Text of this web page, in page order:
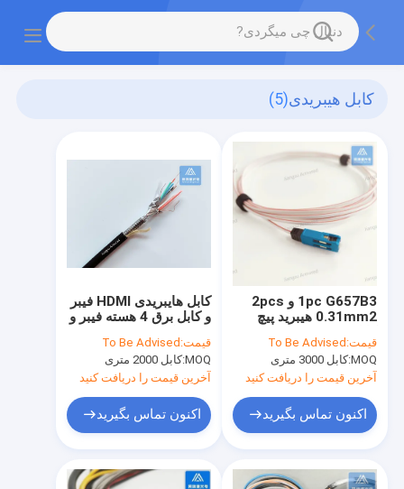
کابل هیبریدی(5)
کابل هایبریدی HDMI فیبر
و کابل برق 4 هسته فیبر و
TPU 6.0mm
قیمت: To Be Advised
MOQ: کابل 2000 متری
آخرین قیمت را دریافت کنید
اکنون تماس بگیرید
1pc G657B3 و 2pcs
0.31mm2 هیبرید پیچ
2.0mm قطره کابل
قیمت: To Be Advised
MOQ: کابل 3000 متری
آخرین قیمت را دریافت کنید
اکنون تماس بگیرید